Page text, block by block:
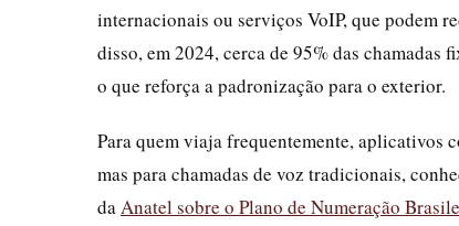
internacionais ou serviços VoIP, que podem
disso, em 2024, cerca de 95% das
o que reforça a padronização para o exterior.
Para quem viaja frequentemente,
mas para chamadas de voz tradicionais,
daAnatel sobre o Plano de Numeração